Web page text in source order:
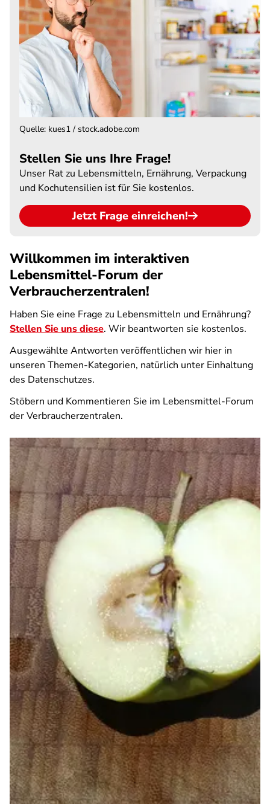
Stellen Sie uns Ihre Frage!
Unser Rat zu Lebensmitteln, Ernährung, Verpackung
und Kochutensilien ist für Sie kostenlos.
Jetzt Frage einreichen!
Quelle: kues1 / stock.adobe.com
Willkommen im interaktiven
Lebensmittel-Forum der
Verbraucherzentralen!
Haben Sie eine Frage zu Lebensmitteln und Ernährung?
Stellen Sie uns diese. Wir beantworten sie kostenlos.
Ausgewählte Antworten veröffentlichen wir hier in
unseren Themen-Kategorien, natürlich unter Einhaltung
des Datenschutzes.
Stöbern und Kommentieren Sie im Lebensmittel-Forum
der Verbraucherzentralen.